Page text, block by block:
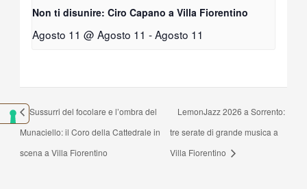
Non ti disunire: Ciro Capano a Villa Fiorentino
Agosto 11 @ Agosto 11 -Agosto 11
Sussurri del focolare e l’ombra del
Munaciello: il Coro della Cattedrale in
scena a Villa Fiorentino
LemonJazz 2026 a Sorrento:
tre serate di grande musica a
Villa Fiorentino